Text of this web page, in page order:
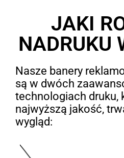
JAKI
NADRUKU
Nasze banery
są w dwóch
technologiach druku,
najwyższą jakość,
wygląd: